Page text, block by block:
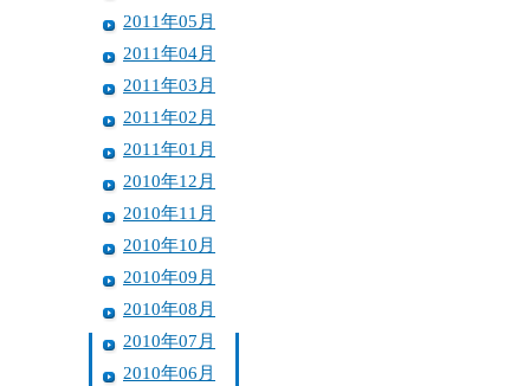
2011年05月
2011年04月
2011年03月
2011年02月
2011年01月
2010年12月
2010年11月
2010年10月
2010年09月
2010年08月
2010年07月
2010年06月